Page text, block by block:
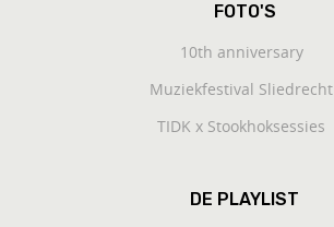
FOTO'S
10th anniversary
Muziekfestival Sliedrecht
TIDK x Stookhoksessies
DE PLAYLIST